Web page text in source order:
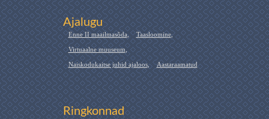
Ajalugu
Enne II maailmasõda, Taasloomine,
Virtuaalne muuseum,
Naiskodukaitse juhid ajaloos, Aastaraamatud
Ringkonnad